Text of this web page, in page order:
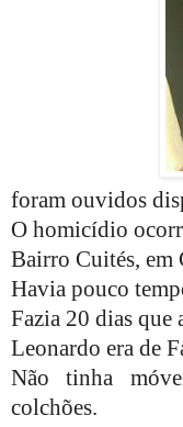
foram ouvidos
O homicídio
Bairro Cuités, em
Havia pouco
Fazia 20 dias que
Leonardo era de
Não tinha
colchões.